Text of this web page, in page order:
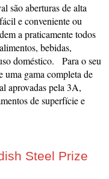
são aberturas de alta
e conveniente ou
a praticamente todos
bebidas,
doméstico. Para o seu
uma gama completa de
aprovadas pela 3A,
de superfície e
Steel Prize